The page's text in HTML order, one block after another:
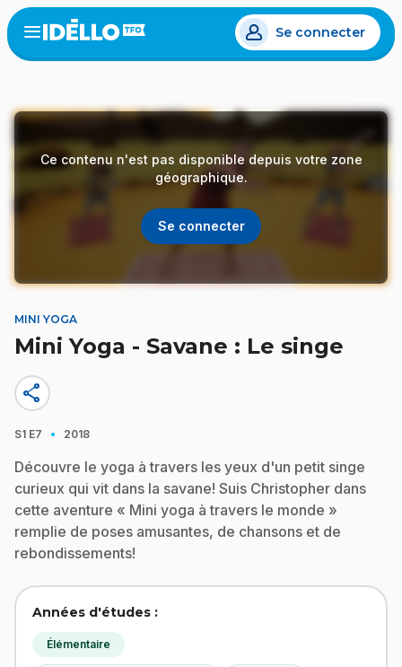
Aller
au
contenu
Open
menu
Se connecter
Ce contenu n'est pas disponible depuis votre zone
géographique.
Se connecter
MINI YOGA
Mini Yoga - Savane : Le singe
share
S1 E7 · 2018
Découvre le yoga à travers les yeux d'un petit singe
curieux qui vit dans la savane! Suis Christopher dans
cette aventure « Mini yoga à travers le monde »
remplie de poses amusantes, de chansons et de
rebondissements!
Années d'études :
Élémentaire